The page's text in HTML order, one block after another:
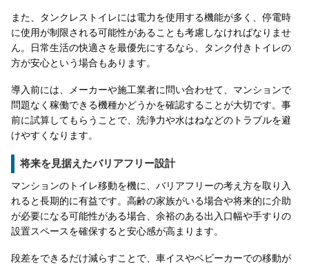
また、タンクレストイレには電力を使用する機能が多く、停電時
に使用が制限される可能性があることも考慮しなければなりませ
ん。日常生活の快適さを最優先にするなら、タンク付きトイレの
方が安心という場合もあります。
導入前には、メーカーや施工業者に問い合わせて、マンションで
問題なく稼働できる機種かどうかを確認することが大切です。事
前に試算してもらうことで、洗浄力や水はねなどのトラブルを避
けやすくなります。
将来を見据えたバリアフリー設計
マンションのトイレ移動を機に、バリアフリーの考え方を取り入
れると長期的に有益です。高齢の家族がいる場合や将来的に介助
が必要になる可能性がある場合、余裕のある出入口幅や手すりの
設置スペースを確保すると安心感が高まります。
段差をできるだけ減らすことで、車イスやベビーカーでの移動が